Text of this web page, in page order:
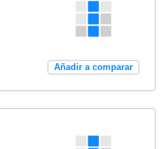
Añadir a comparar